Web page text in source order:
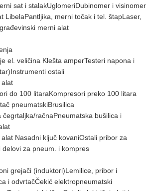
sat i stalakUglomeriDubinomer i visinomer
LibelaPantljika, merni točak i tel. štapLaser,
merni alat
el. veličina Klešta amperTesteri napona i
Instrumenti ostali
alat
do 100 litaraKompresori preko 100 litara
pneumatskiBrusilica
čegrtaljka/račnaPneumatska bušilica i
alat Nasadni ključ kovaniOstali pribor za
delovi za pneum. i kompres
grejači (induktori)Lemilice, pribor i
i odvrtačČekić elektropneumatski